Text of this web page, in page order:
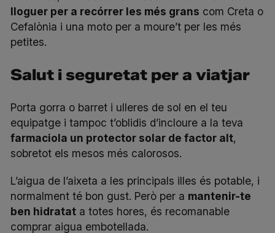
lloguer per a recórrer les més grans com Creta o
Cefalònia i una moto per a moure’t per les més
petites.
Salut i seguretat per a viatjar
Porta gorra o barret i ulleres de sol en el teu
equipatge i tampoc t’oblidis d’incloure a la teva
farmaciola un protector solar de factor alt,
sobretot els mesos més calorosos.
L’aigua de l’aixeta a les principals illes és potable, i
normalment té bon gust. Però per a mantenir-te
ben hidratat a totes hores, és recomanable
comprar aigua embotellada.